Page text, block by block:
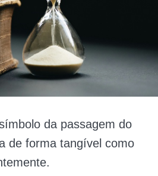
da passagem do
de forma tangível como